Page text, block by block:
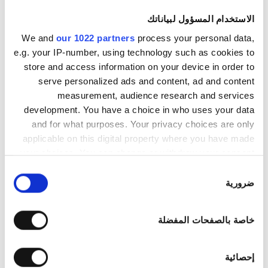
الاستخدام المسؤول لبياناتك
We and our 1022 partners process your personal data,
e.g. your IP-number, using technology such as cookies to
store and access information on your device in order to
serve personalized ads and content, ad and content
measurement, audience research and services
development. You have a choice in who uses your data
and for what purposes. Your privacy choices are only
applicable on this digital property where you have made
your choices. You can change or withdraw your consent
the Privacy trigger icon.
Collect information about your geographical
meters
الموافقة
ضرورية
خاصة بالصفحات المفضلة
إحصائية
الثلاثاء 07:00 - 22:00
الأربعاء 07:00 - 22:00
الخميس 07:00 - 22:00
الجمعة 07:00 - 22:00